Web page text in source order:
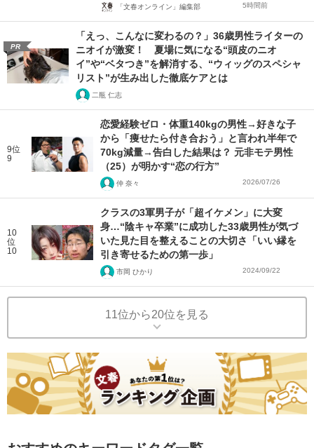
「文春オンライン」編集部 5時間前
PR
「えっ、こんなに変わるの？」36歳男性ライターの
ニオイが激変！ 夏場に気になる“頭皮のニオ
イ”や“ベタつき”を解消する、“ウィッグのスペシャ
リスト”が生み出した徹底ケアとは
二瓶 仁志
9位
9
恋愛経験ゼロ・体重140kgの男性→好きな子
から「痩せたら付き合おう」と言われ半年で
70kg減量→告白した結果は？ 元非モテ男性
（25）が明かす“恋の行方”
仲 奈々 2026/07/26
10
位
10
クラスの3軍男子が「超イケメン」に大変
身…“陰キャ卒業”に成功した33歳男性が気づ
いた見た目を整えることの大切さ「いい縁を
引き寄せるための第一歩」
市岡 ひかり 2024/09/22
11位から20位を見る